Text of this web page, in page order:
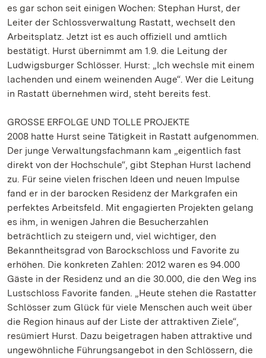
es gar schon seit einigen Wochen: Stephan Hurst, der
Leiter der Schlossverwaltung Rastatt, wechselt den
Arbeitsplatz. Jetzt ist es auch offiziell und amtlich
bestätigt. Hurst übernimmt am 1.9. die Leitung der
Ludwigsburger Schlösser. Hurst: „Ich wechsle mit einem
lachenden und einem weinenden Auge“. Wer die Leitung
in Rastatt übernehmen wird, steht bereits fest.
GROSSE ERFOLGE UND TOLLE PROJEKTE
2008 hatte Hurst seine Tätigkeit in Rastatt aufgenommen.
Der junge Verwaltungsfachmann kam „eigentlich fast
direkt von der Hochschule“, gibt Stephan Hurst lachend
zu. Für seine vielen frischen Ideen und neuen Impulse
fand er in der barocken Residenz der Markgrafen ein
perfektes Arbeitsfeld. Mit engagierten Projekten gelang
es ihm, in wenigen Jahren die Besucherzahlen
beträchtlich zu steigern und, viel wichtiger, den
Bekanntheitsgrad von Barockschloss und Favorite zu
erhöhen. Die konkreten Zahlen: 2012 waren es 94.000
Gäste in der Residenz und an die 30.000, die den Weg ins
Lustschloss Favorite fanden. „Heute stehen die Rastatter
Schlösser zum Glück für viele Menschen auch weit über
die Region hinaus auf der Liste der attraktiven Ziele“,
resümiert Hurst. Dazu beigetragen haben attraktive und
ungewöhnliche Führungsangebot in den Schlössern, die